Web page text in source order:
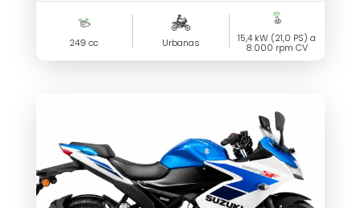
249 cc Urbanas 15,4 kW (21,0 PS) a
8.000 rpm CV